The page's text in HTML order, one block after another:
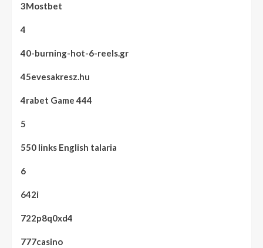
3Mostbet
4
40-burning-hot-6-reels.gr
45evesakresz.hu
4rabet Game 444
5
550 links English talaria
6
642i
722p8q0xd4
777casino